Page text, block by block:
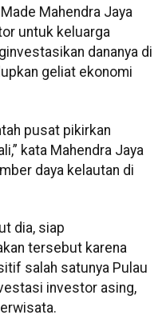
Mahendra Jaya
untuk keluarga
dananya di
geliat ekonomi
pusat pikirkan
kata Mahendra Jaya
daya kelautan di
dia, siap
tersebut karena
salah satunya Pulau
investor asing,